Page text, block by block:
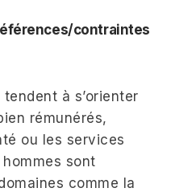
contraintes
à s’orienter
rémunérés,
ou les services
sont
comme la